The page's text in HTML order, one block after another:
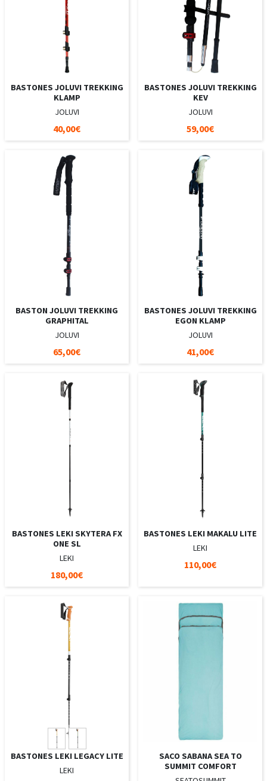
BASTONES JOLUVI TREKKING
KLAMP
JOLUVI
40,00€
BASTONES JOLUVI TREKKING
KEV
JOLUVI
59,00€
BASTON JOLUVI TREKKING
GRAPHITAL
JOLUVI
65,00€
BASTONES JOLUVI TREKKING
EGON KLAMP
JOLUVI
41,00€
BASTONES LEKI SKYTERA FX
ONE SL
LEKI
180,00€
BASTONES LEKI MAKALU LITE
LEKI
110,00€
BASTONES LEKI LEGACY LITE
LEKI
SACO SABANA SEA TO
SUMMIT COMFORT